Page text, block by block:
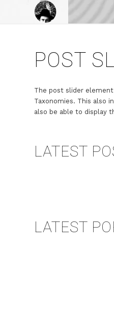
POST
The post slider
Taxonomies. This also
also be able to display
LATEST
LATEST